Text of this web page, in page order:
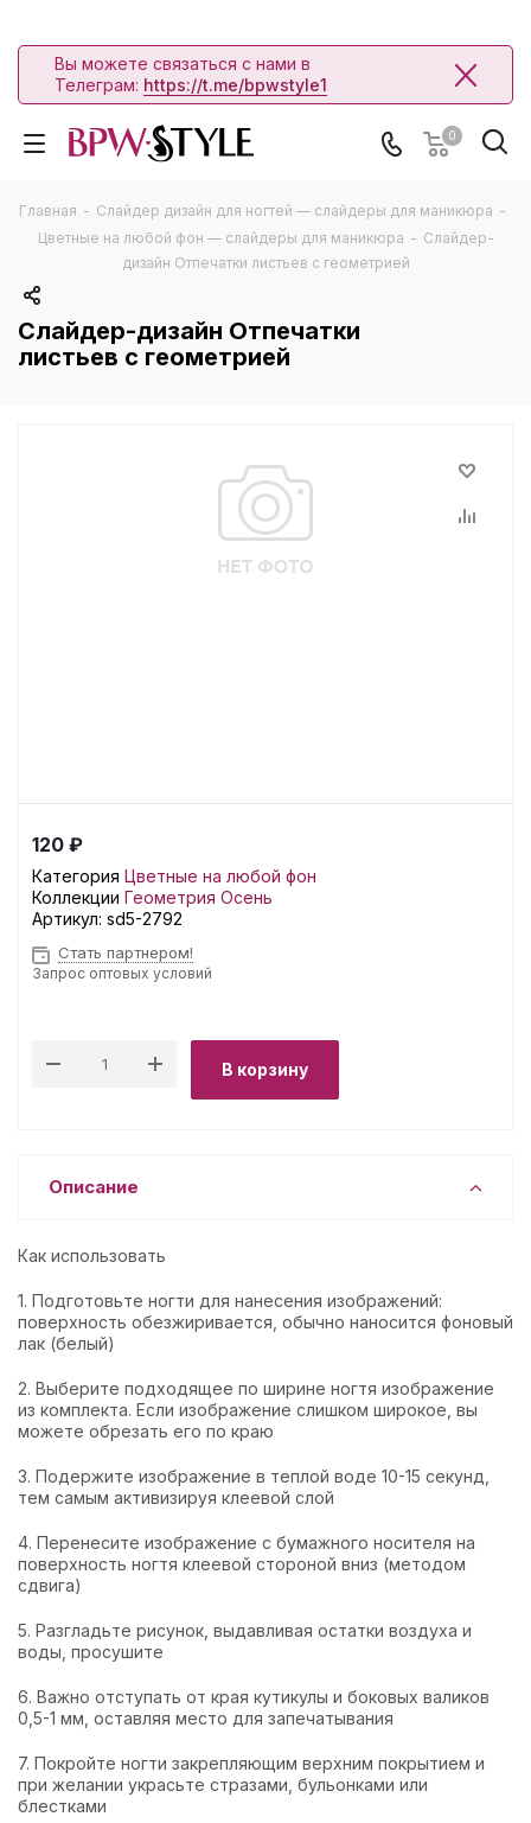
Вы можете связаться с нами в
Телеграм: https://t.me/bpwstyle1
0
Главная - Слайдер дизайн для ногтей — слайдеры для маникюра -
Цветные на любой фон — слайдеры для маникюра - Слайдер-
дизайн Отпечатки листьев с геометрией
Слайдер-дизайн Отпечатки
листьев с геометрией
120 ₽
Категория Цветные на любой фон
Коллекции Геометрия Осень
Артикул: sd5-2792
Стать партнером!
Запрос оптовых условий
В корзину
Описание
Как использовать
1. Подготовьте ногти для нанесения изображений:
поверхность обезжиривается, обычно наносится фоновый
лак (белый)
2. Выберите подходящее по ширине ногтя изображение
из комплекта. Если изображение слишком широкое, вы
можете обрезать его по краю
3. Подержите изображение в теплой воде 10-15 секунд,
тем самым активизируя клеевой слой
4. Перенесите изображение с бумажного носителя на
поверхность ногтя клеевой стороной вниз (методом
сдвига)
5. Разгладьте рисунок, выдавливая остатки воздуха и
воды, просушите
6. Важно отступать от края кутикулы и боковых валиков
0,5-1 мм, оставляя место для запечатывания
7. Покройте ногти закрепляющим верхним покрытием и
при желании украсьте стразами, бульонками или
блестками